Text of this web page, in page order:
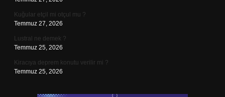
Kuğular etçil mi otçul mu ?
Temmuz 27, 2026
Lustral ne demek ?
Temmuz 25, 2026
Kiracıya deprem konutu verilir mi ?
Temmuz 25, 2026